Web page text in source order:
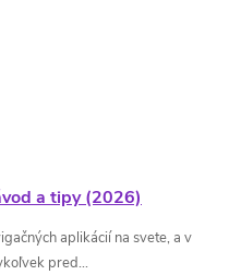
a tipy (2026)
aplikácií na svete, a v
pred...